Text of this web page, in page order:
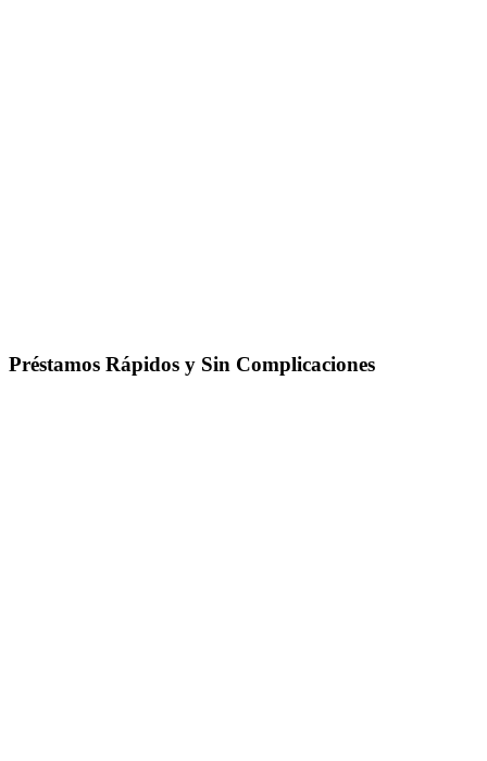
Préstamos Rápidos y Sin Complicaciones